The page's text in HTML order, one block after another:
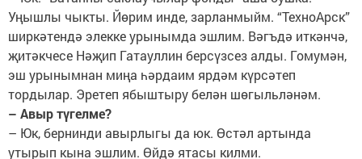
Уңышлы чыкты. Йөрим инде, зарланмыйм. “ТехноАрск”
ширкәтендә элекке урынымда эшлим. Вәгъдә иткәнчә,
җитәкчесе Нәҗип Гатауллин берсүзсез алды. Гомумән,
эш урынымнан миңа һәрдаим ярдәм күрсәтеп
тордылар. Эретеп ябыштыру белән шөгыльләнәм.
– Авыр түгелме?
– Юк, бернинди авырлыгы да юк. Өстәл артында
утырып кына эшлим. Өйдә ятасы килми.